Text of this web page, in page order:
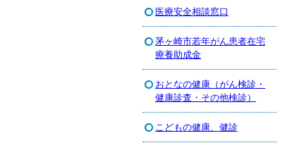
医療安全相談窓口
茅ヶ崎市若年がん患者在宅
療養助成金
おとなの健康（がん検診・
健康診査・その他検診）
こどもの健康、健診